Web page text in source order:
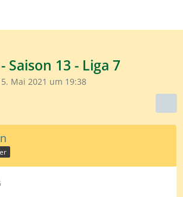
Saison 13 - Liga 7
Mai 2021 um 19:38